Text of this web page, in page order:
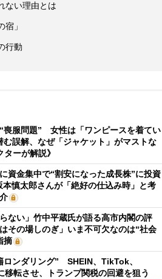
ない理由とは
」
行動
喪服問題” 女性は「ワンピースを着てい
誤解、なぜ「ジャケット」がマストな
ーが解説》
資金集中で“割安になった成長株”に投資
慎太郎さんが「絶好の仕込み時」と考
ない」竹中平蔵氏が語る高市内閣の評
その場しのぎ」いま不可欠なのは“社会
摘
ロンダリング” SHEIN、TikTok、
転させ、トランプ関税の回避を狙う